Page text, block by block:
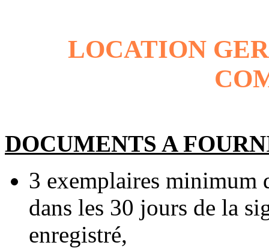
LOCATION
DOCUMENTS A
3 exemplaires minimum
dans les 30 jours de la
enregistré,